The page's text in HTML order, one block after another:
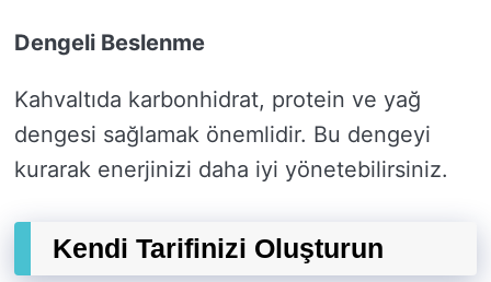
Dengeli Beslenme
Kahvaltıda karbonhidrat, protein ve yağ
dengesi sağlamak önemlidir. Bu dengeyi
kurarak enerjinizi daha iyi yönetebilirsiniz.
Kendi Tarifinizi Oluşturun